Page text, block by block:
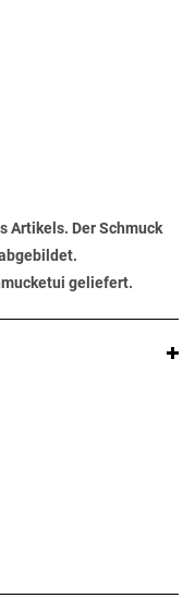
Artikels. Der Schmuck
geliefert.